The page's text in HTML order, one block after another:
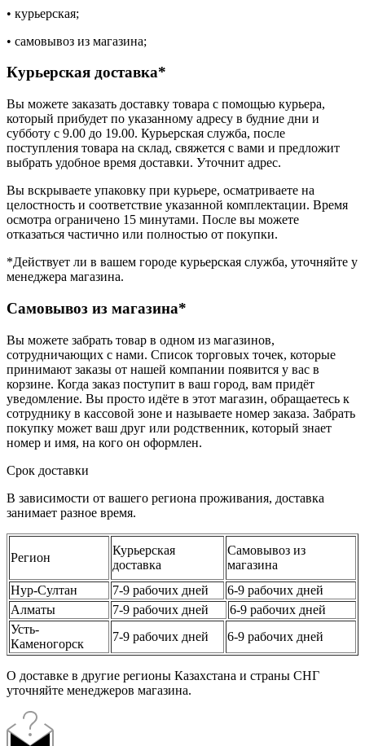
• курьерская;
• самовывоз из магазина;
Курьерская доставка*
Вы можете заказать доставку товара с помощью курьера,
который прибудет по указанному адресу в будние дни и
субботу с 9.00 до 19.00. Курьерская служба, после
поступления товара на склад, свяжется с вами и предложит
выбрать удобное время доставки. Уточнит адрес.
Вы вскрываете упаковку при курьере, осматриваете на
целостность и соответствие указанной комплектации. Время
осмотра ограничено 15 минутами. После вы можете
отказаться частично или полностью от покупки.
*Действует ли в вашем городе курьерская служба, уточняйте у
менеджера магазина.
Самовывоз из магазина*
Вы можете забрать товар в одном из магазинов,
сотрудничающих с нами. Список торговых точек, которые
принимают заказы от нашей компании появится у вас в
корзине. Когда заказ поступит в ваш город, вам придёт
уведомление. Вы просто идёте в этот магазин, обращаетесь к
сотруднику в кассовой зоне и называете номер заказа. Забрать
покупку может ваш друг или родственник, который знает
номер и имя, на кого он оформлен.
Срок доставки
В зависимости от вашего региона проживания, доставка
занимает разное время.
Регион
Курьерская
доставка
Самовывоз из
магазина
Нур-Султан
7-9 рабочих дней
6-9 рабочих дней
Алматы
7-9 рабочих дней
6-9 рабочих дней
Усть-
Каменогорск
7-9 рабочих дней 6-9 рабочих дней
О доставке в другие регионы Казахстана и страны СНГ
уточняйте менеджеров магазина.